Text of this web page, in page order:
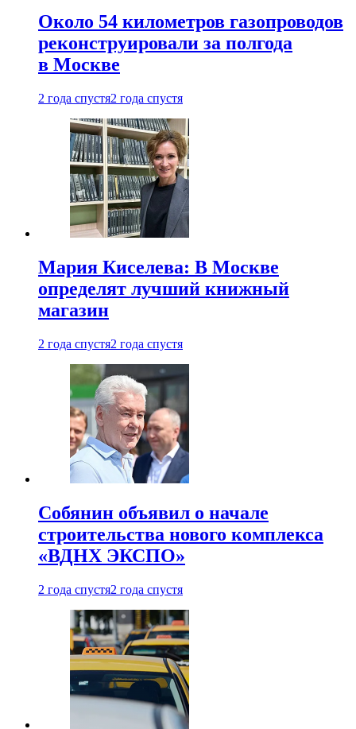
Около 54 километров газопроводов
реконструировали за полгода
в Москве
2 года спустя2 года спустя
Мария Киселева: В Москве
определят лучший книжный
магазин
2 года спустя2 года спустя
Собянин объявил о начале
строительства нового комплекса
«ВДНХ ЭКСПО»
2 года спустя2 года спустя